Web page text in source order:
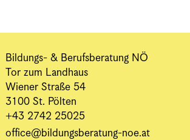
Bildungs- & Berufsberatung NÖ
Tor zum Landhaus
Wiener Straße 54
3100 St. Pölten
+43 2742 25025
office@bildungsberatung-noe.at